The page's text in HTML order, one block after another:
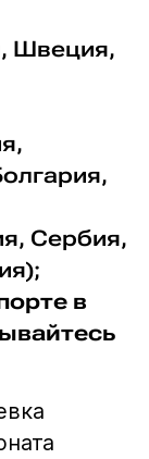
Швеция,
Сербия,
в